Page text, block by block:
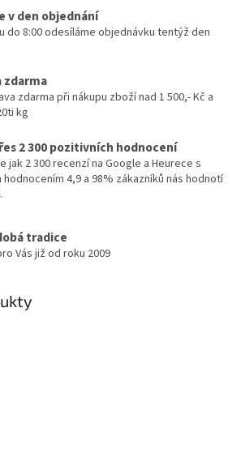
v den objednání
do 8:00 odesíláme objednávku tentýž den
zdarma
zdarma při nákupu zboží nad 1 500,- Kč a
kg
2 300 pozitivních hodnocení
jak 2 300 recenzí na Google a Heurece s
4,9 a 98% zákazníků nás hodnotí
tradice
Vás již od roku 2009